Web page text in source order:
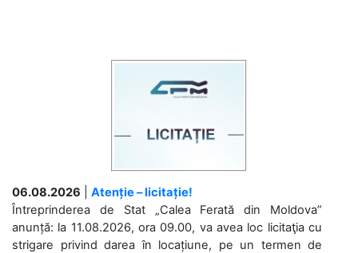
06.08.2026
Atenție – licitație!
Întreprinderea de Stat „Calea Ferată din Moldova”
anunță: la 11.08.2026, ora 09.00, va avea loc licitaţia cu
strigare privind darea în locațiune, pe un termen de